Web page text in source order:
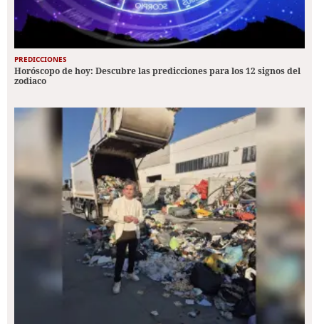
PREDICCIONES
Horóscopo de hoy: Descubre las predicciones para los 12 signos del
zodiaco